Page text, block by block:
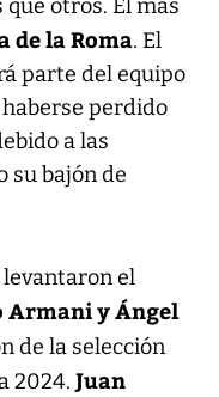
otros. El más
de la Roma. El
parte del equipo
perdido
a las
su bajón de
el
Armani y Ángel
de la selección
2024. Juan